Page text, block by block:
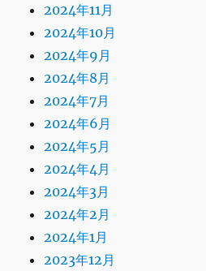
2024年11月
2024年10月
2024年9月
2024年8月
2024年7月
2024年6月
2024年5月
2024年4月
2024年3月
2024年2月
2024年1月
2023年12月